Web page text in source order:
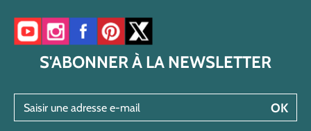
Accéder à notre chaîne YouTube
Accéder à notre compte Instagram
Accéder à notre page Facebook
Accéder à notre compte Pinterest
Accéder à notre compte Twitter/X
S'ABONNER À LA NEWSLETTER
OK